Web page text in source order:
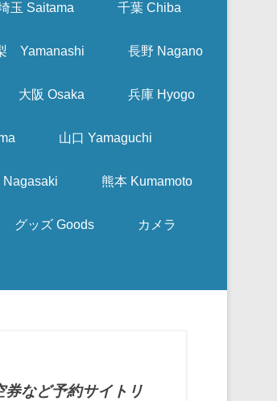
玉 Saitama 千葉 Chiba
Yamanashi 長野 Nagano
大阪 Osaka 兵庫 Hyogo
山口 Yamaguchi
Nagasaki 熊本 Kumamoto
グッズ Goods カメラ
券など予約サイトリ